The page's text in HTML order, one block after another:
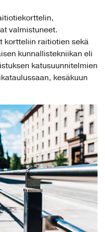
valmistuneet.
kortteliin raitiotien sekä
kunnallistekniikan eli
katusuunnitelmien
kesäkuun